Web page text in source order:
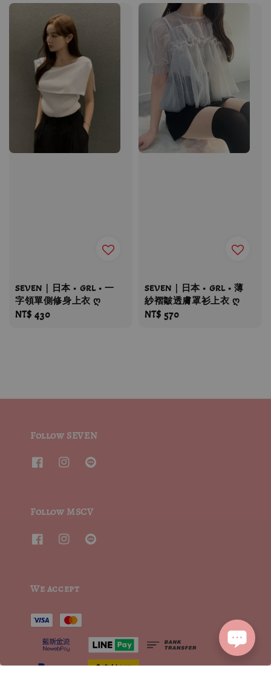
SEVEN｜日本 • GRL • 一
字領單側修身上衣 ღ
Regular
NT$ 430
SEVEN｜日本 • GRL • 薄
紗褶皺透膚罩衫上衣 ღ
Regular
NT$ 570
Follow SEVEN
Follow MSCV
We accept